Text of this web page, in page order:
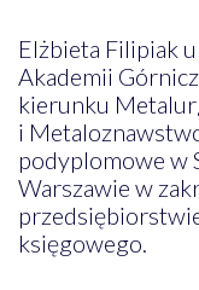
Elżbieta Filipiak
Akademii
kierunku
i
podyplomowe w
Warszawie w
księgowego.